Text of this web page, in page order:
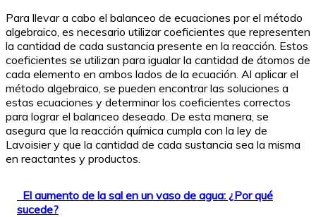
Para llevar a cabo el balanceo de ecuaciones por el método
algebraico, es necesario utilizar coeficientes que representen
la cantidad de cada sustancia presente en la reacción. Estos
coeficientes se utilizan para igualar la cantidad de átomos de
cada elemento en ambos lados de la ecuación. Al aplicar el
método algebraico, se pueden encontrar las soluciones a
estas ecuaciones y determinar los coeficientes correctos
para lograr el balanceo deseado. De esta manera, se
asegura que la reacción química cumpla con la ley de
Lavoisier y que la cantidad de cada sustancia sea la misma
en reactantes y productos.
El aumento de la sal en un vaso de agua: ¿Por qué
sucede?